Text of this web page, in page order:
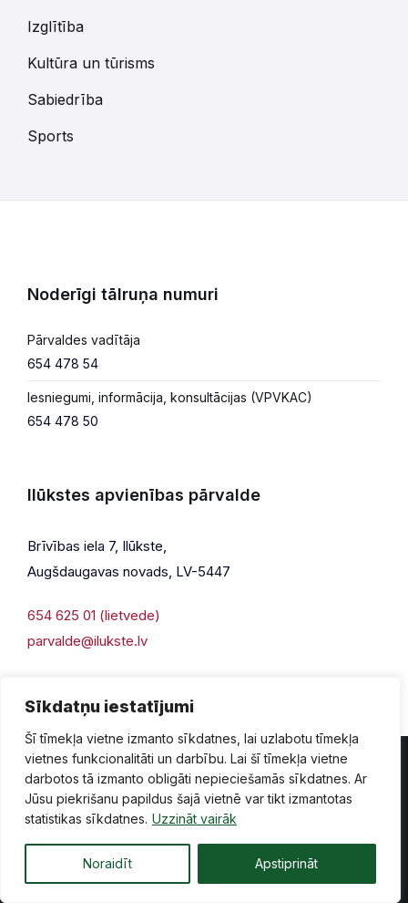
Sīkdatņu iestatījumi
Šī tīmekļa vietne izmanto sīkdatnes, lai uzlabotu tīmekļa
vietnes funkcionalitāti un darbību. Lai šī tīmekļa vietne
darbotos tā izmanto obligāti nepieciešamās sīkdatnes. Ar
Jūsu piekrišanu papildus šajā vietnē var tikt izmantotas
statistikas sīkdatnes. Uzzināt vairāk
Noraidīt Apstiprināt
Izglītība
Kultūra un tūrisms
Sabiedrība
Sports
Noderīgi tālruņa numuri
Pārvaldes vadītāja
654 478 54
Iesniegumi, informācija, konsultācijas (VPVKAC)
654 478 50
Ilūkstes apvienības pārvalde
Brīvības iela 7, Ilūkste,
Augšdaugavas novads, LV-5447
654 625 01 (lietvede)
parvalde@ilukste.lv
Privātuma politika Piekļūstamība
Lapas karte
© 2026 Ilūkste, publicētā satura visas tiesības aizsargātas.